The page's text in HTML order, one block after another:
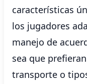
características
los jugadores
manejo de
sea que
transporte o